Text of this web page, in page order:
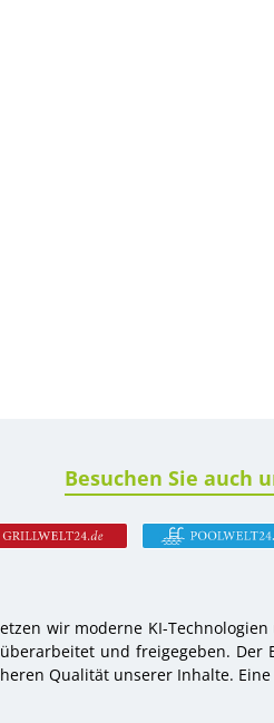
Besuchen Sie auch
wir moderne KI-
und freigegeben.
Qualität unserer Inhalte.